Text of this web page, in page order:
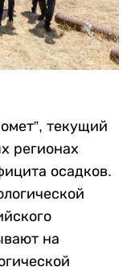
текущий
регионах
осадков.
на